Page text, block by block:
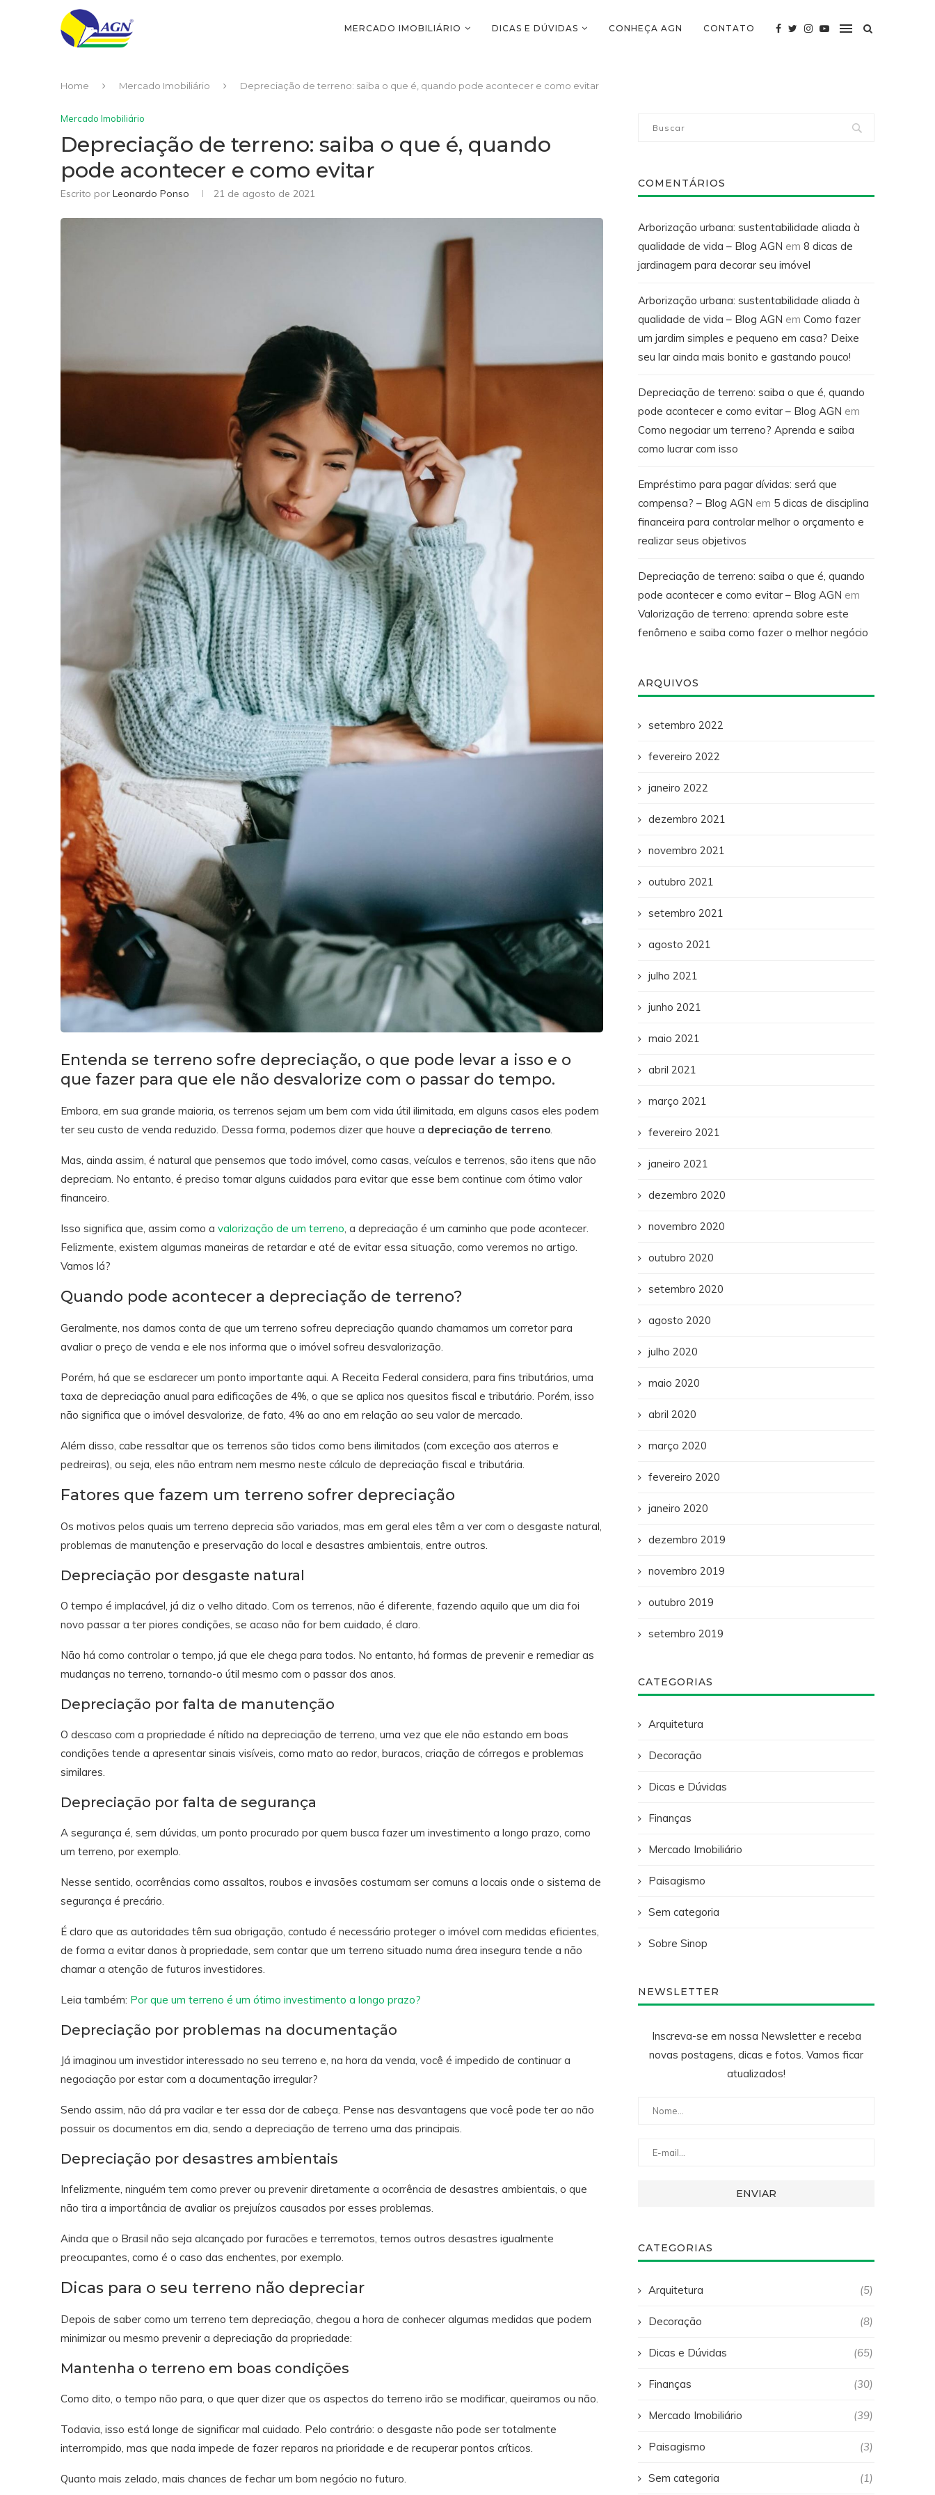
MERCADO IMOBILIÁRIO DICAS E DÚVIDAS CONHEÇA AGN CONTATO
Home Mercado Imobiliário Depreciação de terreno: saiba o que é, quando pode acontecer e como evitar
Mercado Imobiliário
Depreciação de terreno: saiba o que é, quando
pode acontecer e como evitar
Escrito por Leonardo Ponso 21 de agosto de 2021
Entenda se terreno sofre depreciação, o que pode levar a isso e o
que fazer para que ele não desvalorize com o passar do tempo.
Embora, em sua grande maioria, os terrenos sejam um bem com vida útil ilimitada, em alguns casos eles podem
ter seu custo de venda reduzido. Dessa forma, podemos dizer que houve a depreciação de terreno.
Mas, ainda assim, é natural que pensemos que todo imóvel, como casas, veículos e terrenos, são itens que não
depreciam. No entanto, é preciso tomar alguns cuidados para evitar que esse bem continue com ótimo valor
financeiro.
Isso significa que, assim como a valorização de um terreno, a depreciação é um caminho que pode acontecer.
Felizmente, existem algumas maneiras de retardar e até de evitar essa situação, como veremos no artigo.
Vamos lá?
Quando pode acontecer a depreciação de terreno?
Geralmente, nos damos conta de que um terreno sofreu depreciação quando chamamos um corretor para
avaliar o preço de venda e ele nos informa que o imóvel sofreu desvalorização.
Porém, há que se esclarecer um ponto importante aqui. A Receita Federal considera, para fins tributários, uma
taxa de depreciação anual para edificações de 4%, o que se aplica nos quesitos fiscal e tributário. Porém, isso
não significa que o imóvel desvalorize, de fato, 4% ao ano em relação ao seu valor de mercado.
Além disso, cabe ressaltar que os terrenos são tidos como bens ilimitados (com exceção aos aterros e
pedreiras), ou seja, eles não entram nem mesmo neste cálculo de depreciação fiscal e tributária.
Fatores que fazem um terreno sofrer depreciação
Os motivos pelos quais um terreno deprecia são variados, mas em geral eles têm a ver com o desgaste natural,
problemas de manutenção e preservação do local e desastres ambientais, entre outros.
Depreciação por desgaste natural
O tempo é implacável, já diz o velho ditado. Com os terrenos, não é diferente, fazendo aquilo que um dia foi
novo passar a ter piores condições, se acaso não for bem cuidado, é claro.
Não há como controlar o tempo, já que ele chega para todos. No entanto, há formas de prevenir e remediar as
mudanças no terreno, tornando-o útil mesmo com o passar dos anos.
Depreciação por falta de manutenção
O descaso com a propriedade é nítido na depreciação de terreno, uma vez que ele não estando em boas
condições tende a apresentar sinais visíveis, como mato ao redor, buracos, criação de córregos e problemas
similares.
Depreciação por falta de segurança
A segurança é, sem dúvidas, um ponto procurado por quem busca fazer um investimento a longo prazo, como
um terreno, por exemplo.
Nesse sentido, ocorrências como assaltos, roubos e invasões costumam ser comuns a locais onde o sistema de
segurança é precário.
É claro que as autoridades têm sua obrigação, contudo é necessário proteger o imóvel com medidas eficientes,
de forma a evitar danos à propriedade, sem contar que um terreno situado numa área insegura tende a não
chamar a atenção de futuros investidores.
Leia também: Por que um terreno é um ótimo investimento a longo prazo?
Depreciação por problemas na documentação
Já imaginou um investidor interessado no seu terreno e, na hora da venda, você é impedido de continuar a
negociação por estar com a documentação irregular?
Sendo assim, não dá pra vacilar e ter essa dor de cabeça. Pense nas desvantagens que você pode ter ao não
possuir os documentos em dia, sendo a depreciação de terreno uma das principais.
Depreciação por desastres ambientais
Infelizmente, ninguém tem como prever ou prevenir diretamente a ocorrência de desastres ambientais, o que
não tira a importância de avaliar os prejuízos causados por esses problemas.
Ainda que o Brasil não seja alcançado por furacões e terremotos, temos outros desastres igualmente
preocupantes, como é o caso das enchentes, por exemplo.
Dicas para o seu terreno não depreciar
Depois de saber como um terreno tem depreciação, chegou a hora de conhecer algumas medidas que podem
minimizar ou mesmo prevenir a depreciação da propriedade:
Mantenha o terreno em boas condições
Como dito, o tempo não para, o que quer dizer que os aspectos do terreno irão se modificar, queiramos ou não.
Todavia, isso está longe de significar mal cuidado. Pelo contrário: o desgaste não pode ser totalmente
interrompido, mas que nada impede de fazer reparos na prioridade e de recuperar pontos críticos.
Quanto mais zelado, mais chances de fechar um bom negócio no futuro.
COMENTÁRIOS
Arborização urbana: sustentabilidade aliada à
qualidade de vida – Blog AGN em 8 dicas de
jardinagem para decorar seu imóvel
Arborização urbana: sustentabilidade aliada à
qualidade de vida – Blog AGN em Como fazer
um jardim simples e pequeno em casa? Deixe
seu lar ainda mais bonito e gastando pouco!
Depreciação de terreno: saiba o que é, quando
pode acontecer e como evitar – Blog AGN em
Como negociar um terreno? Aprenda e saiba
como lucrar com isso
Empréstimo para pagar dívidas: será que
compensa? – Blog AGN em 5 dicas de disciplina
financeira para controlar melhor o orçamento e
realizar seus objetivos
Depreciação de terreno: saiba o que é, quando
pode acontecer e como evitar – Blog AGN em
Valorização de terreno: aprenda sobre este
fenômeno e saiba como fazer o melhor negócio
ARQUIVOS
setembro 2022
fevereiro 2022
janeiro 2022
dezembro 2021
novembro 2021
outubro 2021
setembro 2021
agosto 2021
julho 2021
junho 2021
maio 2021
abril 2021
março 2021
fevereiro 2021
janeiro 2021
dezembro 2020
novembro 2020
outubro 2020
setembro 2020
agosto 2020
julho 2020
maio 2020
abril 2020
março 2020
fevereiro 2020
janeiro 2020
dezembro 2019
novembro 2019
outubro 2019
setembro 2019
CATEGORIAS
Arquitetura
Decoração
Dicas e Dúvidas
Finanças
Mercado Imobiliário
Paisagismo
Sem categoria
Sobre Sinop
NEWSLETTER
Inscreva-se em nossa Newsletter e receba
novas postagens, dicas e fotos. Vamos ficar
atualizados!
CATEGORIAS
Arquitetura (5)
Decoração (8)
Dicas e Dúvidas (65)
Finanças (30)
Mercado Imobiliário (39)
Paisagismo (3)
Sem categoria (1)